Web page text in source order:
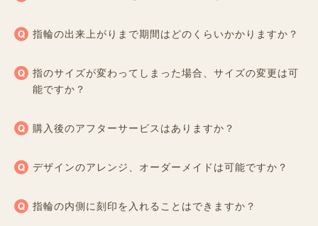
指輪の出来上がりまで期間はどのくらいかかりますか？
指のサイズが変わってしまった場合、サイズの変更は可
能ですか？
購入後のアフターサービスはありますか？
デザインのアレンジ、オーダーメイドは可能ですか？
指輪の内側に刻印を入れることはできますか？